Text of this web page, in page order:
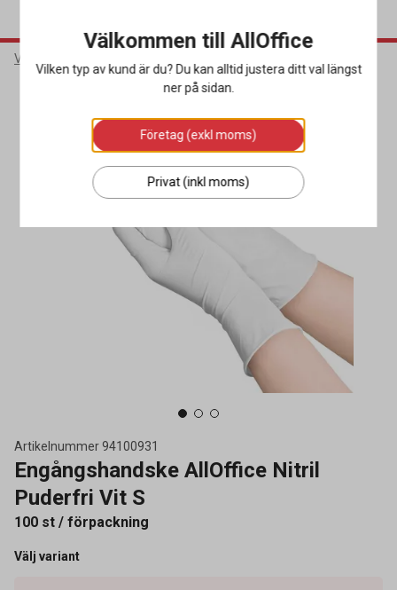
Varumärken
Artikelnummer94100931
Engångshandske AllOffice Nitril
Puderfri Vit S
100 st / förpackning
Välj variant
Välkommen till AllOffice
Vilken typ av kund är du? Du kan alltid justera ditt val längst
ner på sidan.
Företag (exkl moms)
Privat (inkl moms)